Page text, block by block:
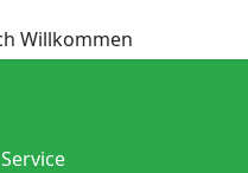
Willkommen
Service